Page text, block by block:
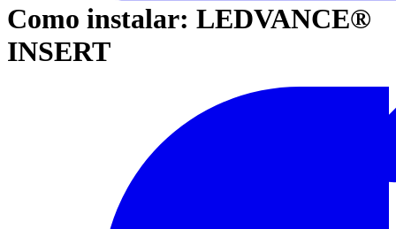
Como instalar: LEDVANCE®
INSERT